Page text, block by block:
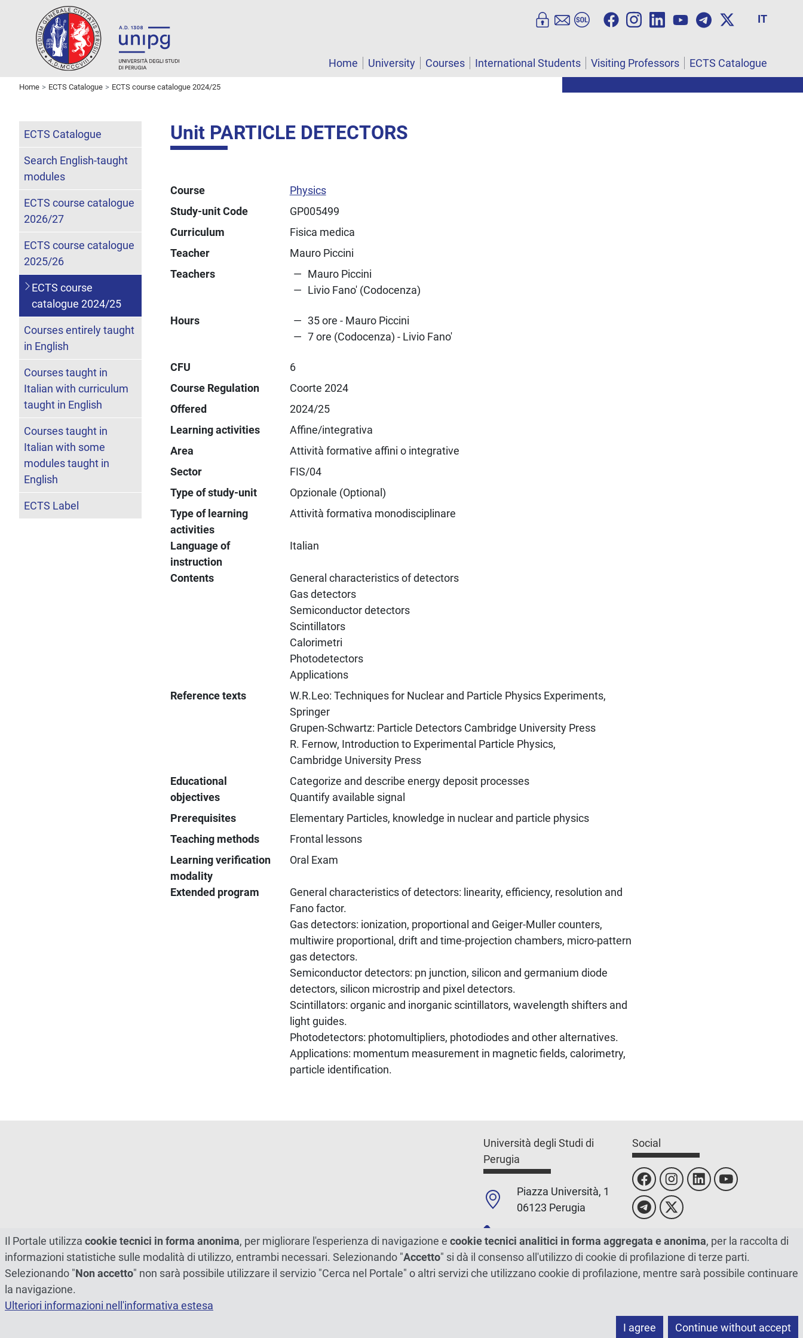
IT
Home University Courses International Students Visiting Professors ECTS Catalogue
Home ECTS Catalogue ECTS course catalogue 2024/25
Unit PARTICLE DETECTORS
Course
Physics
Study-unit Code
GP005499
Curriculum
Fisica medica
Teacher
Mauro Piccini
Teachers
Mauro Piccini
Livio Fano' (Codocenza)
Hours
35 ore - Mauro Piccini
7 ore (Codocenza) - Livio Fano'
CFU
6
Course Regulation
Coorte 2024
Offered
2024/25
Learning activities
Affine/integrativa
Area
Attività formative affini o integrative
Sector
FIS/04
Type of study-unit
Opzionale (Optional)
Type of learning
activities
Attività formativa monodisciplinare
Language of
instruction
Italian
Contents
General characteristics of detectors
Gas detectors
Semiconductor detectors
Scintillators
Calorimetri
Photodetectors
Applications
Reference texts
W.R.Leo: Techniques for Nuclear and Particle Physics Experiments,
Springer
Grupen-Schwartz: Particle Detectors Cambridge University Press
R. Fernow, Introduction to Experimental Particle Physics,
Cambridge University Press
Educational
objectives
Categorize and describe energy deposit processes
Quantify available signal
Prerequisites
Elementary Particles, knowledge in nuclear and particle physics
Teaching methods
Frontal lessons
Learning verification
modality
Oral Exam
Extended program
General characteristics of detectors: linearity, efficiency, resolution and
Fano factor.
Gas detectors: ionization, proportional and Geiger-Muller counters,
multiwire proportional, drift and time-projection chambers, micro-pattern
gas detectors.
Semiconductor detectors: pn junction, silicon and germanium diode
detectors, silicon microstrip and pixel detectors.
Scintillators: organic and inorganic scintillators, wavelength shifters and
light guides.
Photodetectors: photomultipliers, photodiodes and other alternatives.
Applications: momentum measurement in magnetic fields, calorimetry,
particle identification.
ECTS Catalogue
Search English-taught
modules
ECTS course catalogue
2026/27
ECTS course catalogue
2025/26
ECTS course
catalogue 2024/25
Courses entirely taught
in English
Courses taught in
Italian with curriculum
taught in English
Courses taught in
Italian with some
modules taught in
English
ECTS Label
Università degli Studi di
Perugia
Piazza Università, 1
06123 Perugia
+39 0755851
C.F./P.Iva 00448820548
Social
Il Portale utilizza cookie tecnici in forma anonima, per migliorare l'esperienza di navigazione e cookie tecnici analitici in forma aggregata e anonima, per la raccolta di
informazioni statistiche sulle modalità di utilizzo, entrambi necessari. Selezionando "Accetto" si dà il consenso all'utilizzo di cookie di profilazione di terze parti.
Selezionando "Non accetto" non sarà possibile utilizzare il servizio "Cerca nel Portale" o altri servizi che utilizzano cookie di profilazione, mentre sarà possibile continuare
la navigazione.
Ulteriori informazioni nell'informativa estesa
I agree
Continue without accept